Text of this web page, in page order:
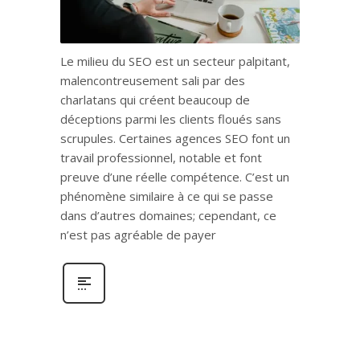
Le milieu du SEO est un secteur palpitant,
malencontreusement sali par des
charlatans qui créent beaucoup de
déceptions parmi les clients floués sans
scrupules. Certaines agences SEO font un
travail professionnel, notable et font
preuve d’une réelle compétence. C’est un
phénomène similaire à ce qui se passe
dans d’autres domaines; cependant, ce
n’est pas agréable de payer